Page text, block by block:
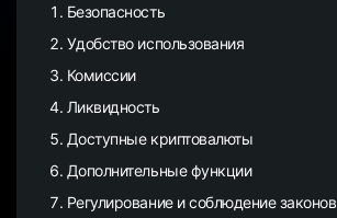
Безопасность
Удобство использования
Комиссии
Ликвидность
Доступные криптовалюты
Дополнительные функции
Регулирование и соблюдение законов